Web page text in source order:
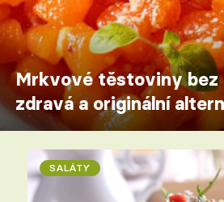
Mrkvové těstoviny bez
zdravá a originální
SALÁTY